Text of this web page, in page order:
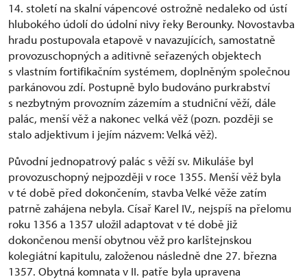
14. století na skalní vápencové ostrožně nedaleko od ústí
hlubokého údolí do údolní nivy řeky Berounky. Novostavba
hradu postupovala etapově v navazujících, samostatně
provozuschopných a aditivně seřazených objektech
s vlastním fortifikačním systémem, doplněným společnou
parkánovou zdí. Postupně bylo budováno purkrabství
s nezbytným provozním zázemím a studniční věží, dále
palác, menší věž a nakonec velká věž (pozn. později se
stalo adjektivum i jejím názvem: Velká věž).
Původní jednopatrový palác s věží sv. Mikuláše byl
provozuschopný nejpozději v roce 1355. Menší věž byla
v té době před dokončením, stavba Velké věže zatím
patrně zahájena nebyla. Císař Karel IV., nejspíš na přelomu
roku 1356 a 1357 uložil adaptovat v té době již
dokončenou menší obytnou věž pro karlštejnskou
kolegiátní kapitulu, založenou následně dne 27. března
1357. Obytná komnata v II. patře byla upravena